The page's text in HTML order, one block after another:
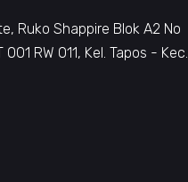
Ruko Shappire Blok A2 No
RW 011, Kel. Tapos - Kec.